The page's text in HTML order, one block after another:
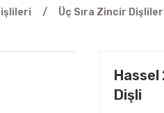
Üç Sıra Zincir
Hassel
Dişli